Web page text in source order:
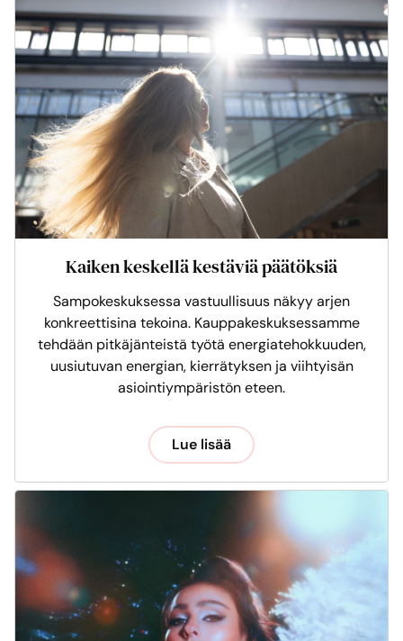
Kaiken keskellä kestäviä päätöksiä
Sampokeskuksessa vastuullisuus näkyy arjen
konkreettisina tekoina. Kauppakeskuksessamme
tehdään pitkäjänteistä työtä energiatehokkuuden,
uusiutuvan energian, kierrätyksen ja viihtyisän
asiointiympäristön eteen.
Lue lisää